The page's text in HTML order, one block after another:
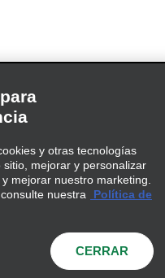
de privacidad
los derechos
y otras tecnologías
mejorar y personalizar
mejorar nuestro marketing.
nuestra
Política de
CERRAR